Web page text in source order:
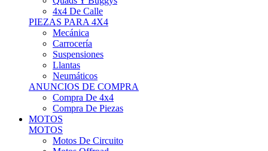
4x4 De Calle
PIEZAS PARA 4X4
Mecánica
Carrocería
Suspensiones
Llantas
Neumáticos
ANUNCIOS DE COMPRA
Compra De 4x4
Compra De Piezas
MOTOS
MOTOS
Motos De Circuito